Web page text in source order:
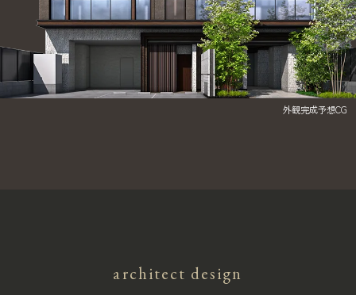
外観完成予想CG
architect design